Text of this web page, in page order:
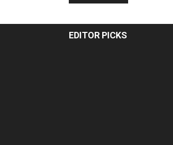
EDITOR PICKS